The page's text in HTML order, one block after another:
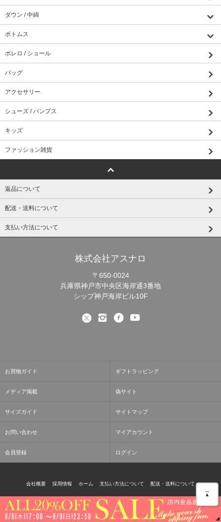
2025/11/7
2025/11/7
特集ページを更新しました。
2025/10/29
新しい特集ページをアップしました。
新しい特集ページをアップしました。
2025/10/29
特集ページを更新しました。
2025/10/25
ごきげんようチャンネルのSAORIさんにYoutubeで紹介頂きました。
紹
介アイテムはこちら
オフィススタイル-TOPS-
左近鈴乃さんにYoutubeで紹介頂きました。
2025/9/1
2025/7/26
5/23～27｜倉庫移転による発送休業のお知らせ
2025/5/3
ダウン / 中綿
ボトムス
ボレロ / ショール
バッグ
アクセサリー
シューズ / パンプス
キッズ
ファッション雑貨
返品について
配送・送料について
支払い方法について
株式会社アスナロ
〒650-0024
兵庫県神戸市中央区海岸通3番地
シップ神戸海岸ビル10F
お買物ガイド ギフトラッピング
メディア掲載 偽サイト
サイズガイド サイトマップ
お問い合わせ マイアカウント
会員登録 ログイン
会社概要 採用情報 ホーム 支払い方法について 配送・送料について
返品について 特定商取引法に基づく表記 プライバシーポリシー
メルマガ登録・解除 サイトマップ
▲